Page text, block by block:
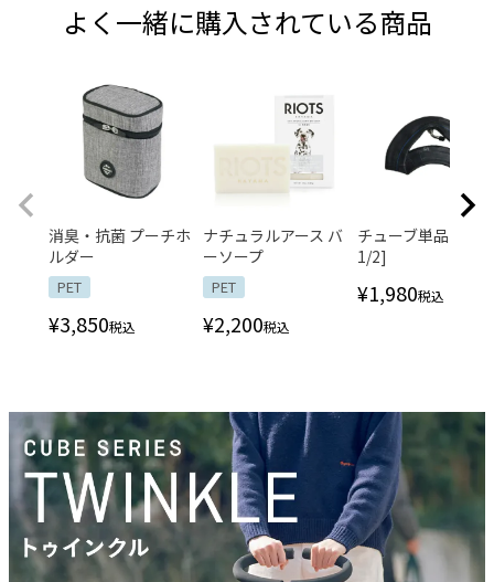
よく一緒に購入されている商品
消臭・抗菌 プーチホ
ルダー
PET
¥3,850税込
ナチュラルアース バ
ーソープ
PET
¥2,200税込
チューブ単品 [M
1/2]
¥1,980税込